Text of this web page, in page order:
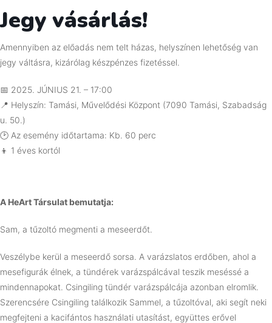
Jegy vásárlás!
Amennyiben az előadás nem telt házas, helyszínen lehetőség van
jegy váltásra, kizárólag készpénzes fizetéssel.
📅 2025. JÚNIUS 21. – 17:00
📍 Helyszín: Tamási, Művelődési Központ (7090 Tamási, Szabadság
u. 50.)
🕑 Az esemény időtartama: Kb. 60 perc
👦 1 éves kortól
A HeArt Társulat bemutatja:
Sam, a tűzoltó megmenti a meseerdőt.
Veszélybe kerül a meseerdő sorsa. A varázslatos erdőben, ahol a
mesefigurák élnek, a tündérek varázspálcával teszik meséssé a
mindennapokat. Csingiling tündér varázspálcája azonban elromlik.
Szerencsére Csingiling találkozik Sammel, a tűzoltóval, aki segít neki
megfejteni a kacifántos használati utasítást, együttes erővel